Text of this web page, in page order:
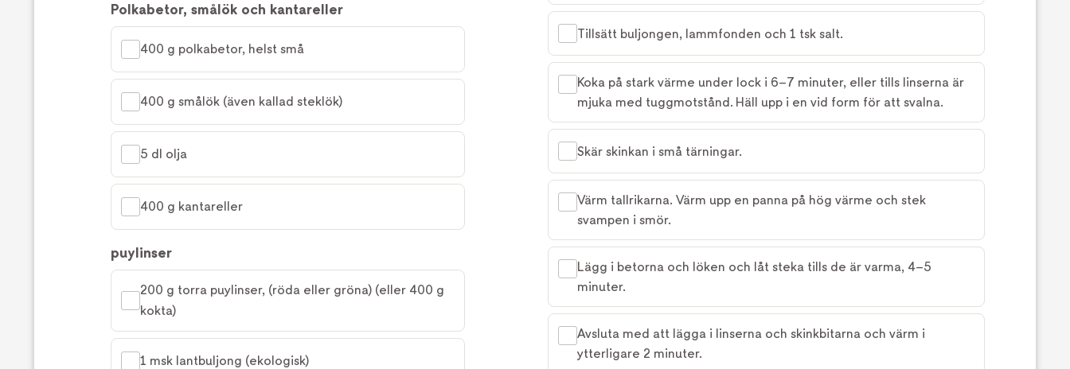
Polkabetor, smålök och kantareller
400 g polkabetor, helst små
400 g smålök (även kallad steklök)
5 dl olja
400 g kantareller
puylinser
200 g torra puylinser, (röda eller gröna) (eller 400 g
kokta)
1 msk lantbuljong (ekologisk)
Tillsätt buljongen, lammfonden och 1 tsk salt.
Koka på stark värme under lock i 6–7 minuter, eller tills linserna är
mjuka med tuggmotstånd. Häll upp i en vid form för att svalna.
Skär skinkan i små tärningar.
Värm tallrikarna. Värm upp en panna på hög värme och stek
svampen i smör.
Lägg i betorna och löken och låt steka tills de är varma, 4–5
minuter.
Avsluta med att lägga i linserna och skinkbitarna och värm i
ytterligare 2 minuter.